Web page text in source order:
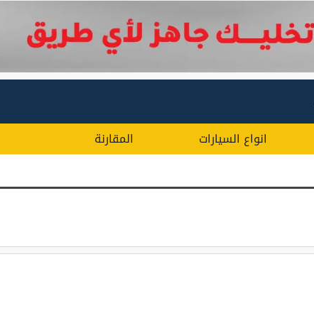
انواع السيارات المقارنة